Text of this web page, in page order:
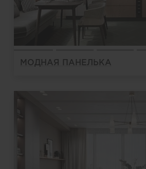
МОДНАЯ ПАНЕЛЬКА